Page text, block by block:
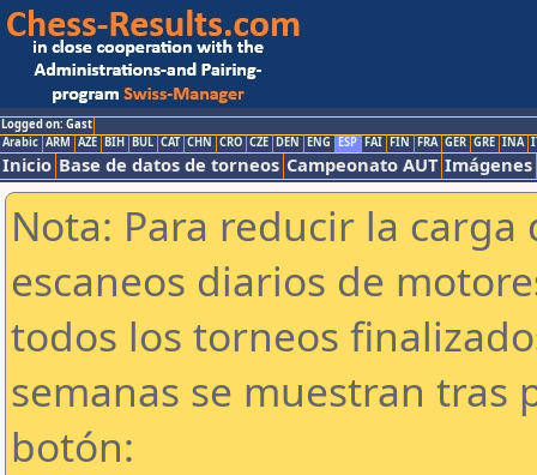
Logged on: Gast
Arabic ARM AZE BIH BUL CAT CHN CRO CZE DEN ENG ESP FAI FIN FRA GER GRE INA
Inicio Base de datos de torneos Campeonato AUT Imágenes
Nota: Para reducir la
escaneos diarios de
todos los torneos
semanas se muestran tras
botón: